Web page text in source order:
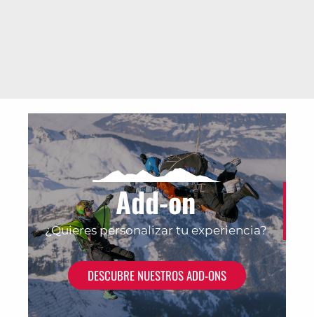
Add-on
¿Quieres personalizar tu experiencia?
DESCUBRE NUESTROS ADD-ONS